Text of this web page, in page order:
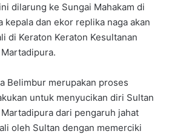
dilarung ke Sungai Mahakam di
kepala dan ekor replika naga akan
di Keraton Keraton Kesultanan
Belimbur merupakan proses
untuk menyucikan diri Sultan
dari pengaruh jahat
oleh Sultan dengan memerciki